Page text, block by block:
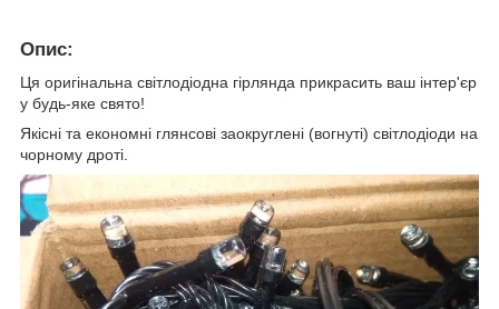
Опис:
Ця оригінальна світлодіодна гірлянда прикрасить ваш інтер'єр
у будь-яке свято!
Якісні та економні глянсові заокруглені (вогнуті) світлодіоди на
чорному дроті.